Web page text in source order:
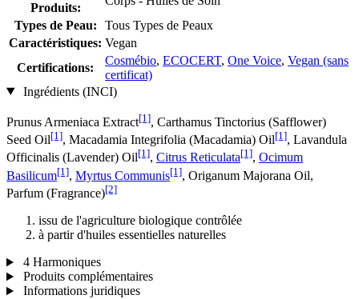
Produits:
Types de Peau:
Tous Types de Peaux
Caractéristiques: Vegan
Certifications:
Cosmébio, ECOCERT, One Voice, Vegan (sans
certificat)
Ingrédients (INCI)
Prunus Armeniaca Extract[1], Carthamus Tinctorius (Safflower)
Seed Oil[1], Macadamia Integrifolia (Macadamia) Oil[1], Lavandula
Officinalis (Lavender) Oil[1], Citrus Reticulata[1], Ocimum
Basilicum[1], Myrtus Communis[1], Origanum Majorana Oil,
Parfum (Fragrance)[2]
issu de l'agriculture biologique contrôlée
à partir d'huiles essentielles naturelles
4 Harmoniques
Produits complémentaires
Informations juridiques